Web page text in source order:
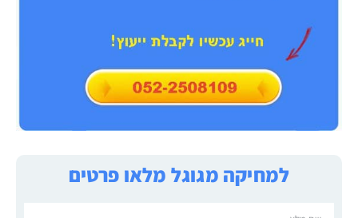
למחיקה מגוגל מלאו פרטים